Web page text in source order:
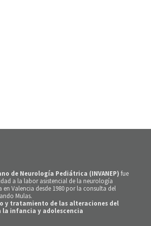
de Neurología Pediátrica (INVANEP) fue
a la labor asistencial de la neurología
Valencia desde 1980 por la consulta del
Mulas.
y tratamiento de las alteraciones del
la infancia y adolescencia